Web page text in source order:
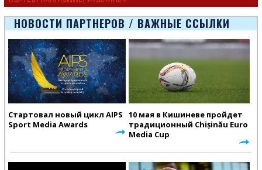
Европейско
НОВОСТИ ПАРТНЕРОВ / ВАЖНЫЕ ССЫЛКИ
Стартовал новый цикл AIPS
Sport Media Awards
10 мая в Кишиневе пройдет
традиционный Chișinău Euro
Media Cup